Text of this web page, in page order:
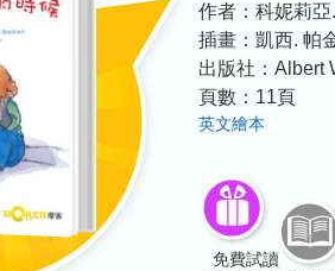
作者： 科妮莉
插畫： 凱西. 帕
出版社： Albert
頁數： 11頁
英文繪本
免費試讀